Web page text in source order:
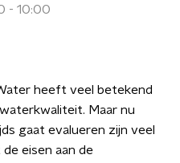
- 10:00
heeft veel betekend
Maar nu
gaat evalueren zijn veel
eisen aan de